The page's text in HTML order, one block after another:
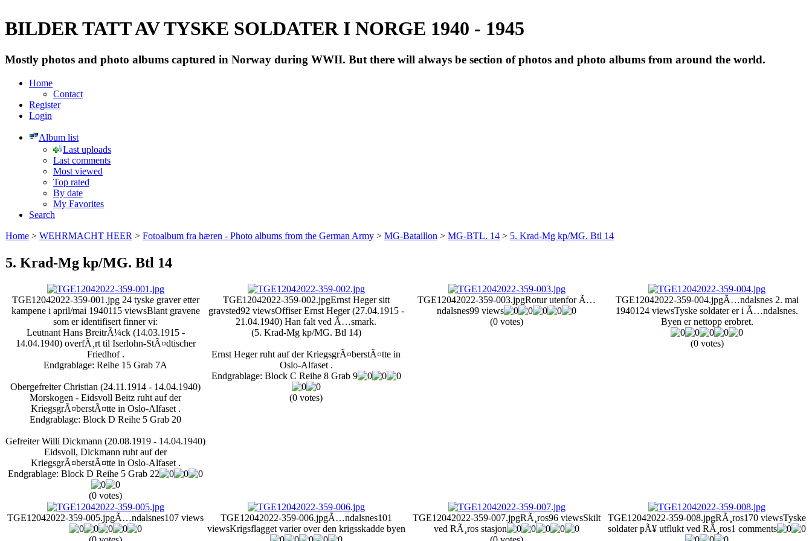
BILDER TATT AV TYSKE SOLDATER I NORGE 1940 - 1945
Mostly photos and photo albums captured in Norway during WWII. But there will always be section of photos and photo albums from around the world.
Home
Contact
Register
Login
Album list
Last uploads
Last comments
Most viewed
Top rated
By date
My Favorites
Search
Home > WEHRMACHT HEER > Fotoalbum fra hæren - Photo albums from the German Army > MG-Bataillon > MG-BTL. 14 > 5. Krad-Mg kp/MG. Btl 14
5. Krad-Mg kp/MG. Btl 14
TGE12042022-359-001.jpg24 tyske graver etter
kampene i april/mai 1940115 viewsBlant gravene
som er identifisert finner vi:
Leutnant Hans BreitrÃ¼ck (14.03.1915 -
14.04.1940) overfÃ¸rt til Iserlohn-StÃ¤dtischer
Friedhof .
Endgrablage: Reihe 15 Grab 7A
Obergefreiter Christian (24.11.1914 - 14.04.1940)
Morskogen - Eidsvoll Beitz ruht auf der
KriegsgrÃ¤berstÃ¤tte in Oslo-Alfaset .
Endgrablage: Block D Reihe 5 Grab 20
Gefreiter Willi Dickmann (20.08.1919 - 14.04.1940)
Eidsvoll, Dickmann ruht auf der
KriegsgrÃ¤berstÃ¤tte in Oslo-Alfaset .
Endgrablage: Block D Reihe 5 Grab 22
(0 votes)
TGE12042022-359-002.jpgErnst Heger sitt
gravsted92 viewsOffiser Ernst Heger (27.04.1915 -
21.04.1940) Han falt ved Ã…smark.
(5. Krad-Mg kp/MG. Btl 14)
Ernst Heger ruht auf der KriegsgrÃ¤berstÃ¤tte in
Oslo-Alfaset .
Endgrablage: Block C Reihe 8 Grab 9
(0 votes)
TGE12042022-359-003.jpgRotur utenfor Ã…
ndalsnes99 views
(0 votes)
TGE12042022-359-004.jpgÃ…ndalsnes 2. mai
1940124 viewsTyske soldater er i Ã…ndalsnes.
Byen er nettopp erobret.
(0 votes)
TGE12042022-359-005.jpgÃ…ndalsnes107 views TGE12042022-359-006.jpgÃ…ndalsnes101
viewsKrigsflagget varier over den krigsskadde byen
TGE12042022-359-007.jpgRÃ¸ros96 viewsSkilt
ved RÃ¸ros stasjon
TGE12042022-359-008.jpgRÃ¸ros170 viewsTyske
soldater pÃ¥ utflukt ved RÃ¸ros1 comments